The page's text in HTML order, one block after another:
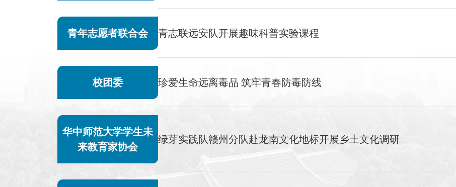
青年志愿者联合会 青志联远安队开展趣味科普实验课程
校团委 珍爱生命远离毒品 筑牢青春防毒防线
华中师范大学学生未
来教育家协会
绿芽实践队赣州分队赴龙南文化地标开展乡土文化调研